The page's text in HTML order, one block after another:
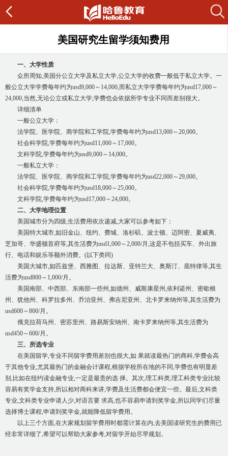
美国研究生留学须知费用
一、大学性质
众所周知,美国分公立大学及私立大学,公立大学的收费一般低于私立大学。一
般公立大学学费每年约为usd9,000～14,000,而私立大学学费每年约为usd17,000～
24,000,当然,无论公立或私立大学,学费也会依据所学专业不同而差别很大。
详细清单
一般公立大学：
法学院、医学院、商学院和工学院,学费每年约为usd13,000～20,000。
社会科学院,学费每年约为usd11,000～17,000。
文科学院,学费每年约为usd9,000～14,000。
一般私立大学：
法学院、医学院、商学院和工学院,学费每年约为usd22,000～29,000。
社会科学院,学费每年约为usd18,000～25,000。
文科学院,学费每年约为usd17,000～24,000。
二、大学地理位置
美国城市分为四级,生活费用依次递减,大家可以参考如下：
美国特大城市,如旧金山、纽约、费城、洛杉矶、波士顿、迈阿密、夏威夷、
芝加哥、华盛顿首府等,其生活费为usd1,000～2,000/月,这是不包括买车、外出旅
行、电话和娱乐等额外消费。(以下类同)
美国大城市,如匹兹堡、西雅图、拉达斯、亚特兰大、奥斯汀、底特律等,其生
活费为usd800～1,000/月。
美国南部、中西部、东南部一些州,如德州、威斯康星州,依利诺州、密歇根
州、犹他州、科罗拉多州、乔治亚州、弗吉尼亚州、北卡罗来纳州等,其生活费为
usd600～800/月。
俄克拉荷马州、密苏里州、路易斯安纳州、南卡罗来纳州等,其生活费为
usd450～600/月。
三、所选专业
在美国留学,专业不同留学费用差别也很大,如 果就读最热门的商科,学费会高
于其他专业,尤其最热门的金融会计课程,根据学校所在地的不同,学费也有明显差
别,比如在纽约读金融专业,一定是最贵的选 择。其次,理工科类,理工科类专业比较
容易有奖学金支持,所以相对商科来讲,学费及生活费都会便宜一些。最后,文科类
专业,文科类专业申请人少,对语言要 求高,也不容易申请到奖学金,所以同学们尽量
选择博士课程,申请到奖学金,就能降低留学费用。
以上三个方面,在大家规划留学费用时都需计算在内,去美国读研究生的费用已
经非常详细了,希望可以帮助大家参考,对留学开始尽早规划。